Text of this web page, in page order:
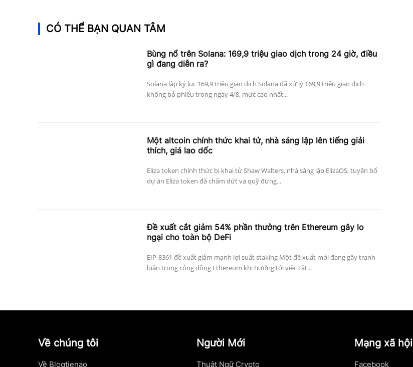
CÓ THỂ BẠN QUAN TÂM
Bùng nổ trên Solana: 169,9 triệu giao dịch trong 24 giờ, điều
gì đang diễn ra?
Solana lập kỷ lục 169,9 triệu giao dịch Solana đã xử lý 169,9 triệu giao dịch
không bỏ phiếu trong ngày 4/8, mức cao nhất...
Một altcoin chính thức khai tử, nhà sáng lập lên tiếng giải
thích, giá lao dốc
Eliza token chính thức bị khai tử Shaw Walters, nhà sáng lập ElizaOS, tuyên bố
dự án Eliza token đã chấm dứt và quỹ đứng...
Đề xuất cắt giảm 54% phần thưởng trên Ethereum gây lo
ngại cho toàn bộ DeFi
EIP-8361 đề xuất giảm mạnh lợi suất staking Một đề xuất mới đang gây tranh
luận trong cộng đồng Ethereum khi hướng tới việc cắt...
Về chúng tôi
Về Blogtienao
Người Mới
Thuật Ngữ Crypto
Mạng xã hội
Facebook